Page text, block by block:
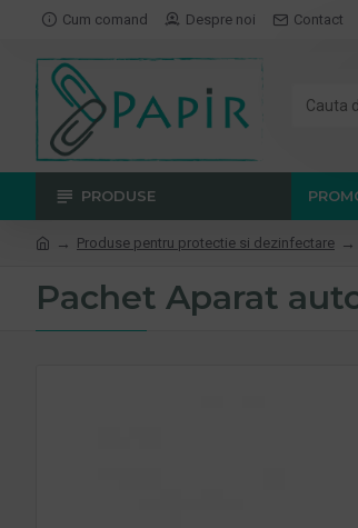
Cum comand Despre noi Contact
PRODUSE
Produse pentru protectie si dezinfectare
Pachet Aparat